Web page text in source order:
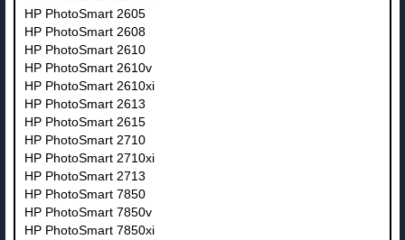
HP PhotoSmart 2605
HP PhotoSmart 2608
HP PhotoSmart 2610
HP PhotoSmart 2610v
HP PhotoSmart 2610xi
HP PhotoSmart 2613
HP PhotoSmart 2615
HP PhotoSmart 2710
HP PhotoSmart 2710xi
HP PhotoSmart 2713
HP PhotoSmart 7850
HP PhotoSmart 7850v
HP PhotoSmart 7850xi